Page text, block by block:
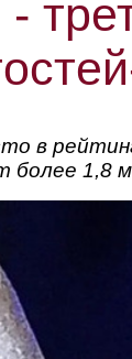
в
более 1,8